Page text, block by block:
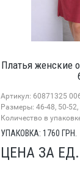
Платья женские
Артикул: 60871325
Размеры: 46-48, 50-52,
Количество в
УПАКОВКА:1760 ГРН.
ЦЕНА ЗА